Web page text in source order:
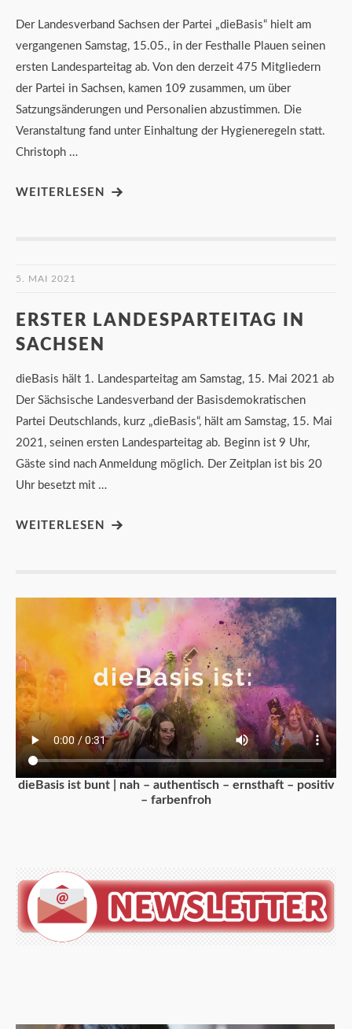
Der Landesverband Sachsen der Partei „dieBasis“ hielt am
vergangenen Samstag, 15.05., in der Festhalle Plauen seinen
ersten Landesparteitag ab. Von den derzeit 475 Mitgliedern
der Partei in Sachsen, kamen 109 zusammen, um über
Satzungsänderungen und Personalien abzustimmen. Die
Veranstaltung fand unter Einhaltung der Hygieneregeln statt.
Christoph …
WEITERLESEN
5. MAI 2021
ERSTER LANDESPARTEITAG IN
SACHSEN
dieBasis hält 1. Landesparteitag am Samstag, 15. Mai 2021 ab
Der Sächsische Landesverband der Basisdemokratischen
Partei Deutschlands, kurz „dieBasis“, hält am Samstag, 15. Mai
2021, seinen ersten Landesparteitag ab. Beginn ist 9 Uhr,
Gäste sind nach Anmeldung möglich. Der Zeitplan ist bis 20
Uhr besetzt mit …
WEITERLESEN
dieBasis ist bunt | nah – authentisch – ernsthaft – positiv
– farbenfroh